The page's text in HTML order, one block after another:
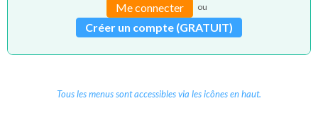
Me connecter ou
Créer un compte (GRATUIT)
Tous les menus sont accessibles via les icônes en haut.